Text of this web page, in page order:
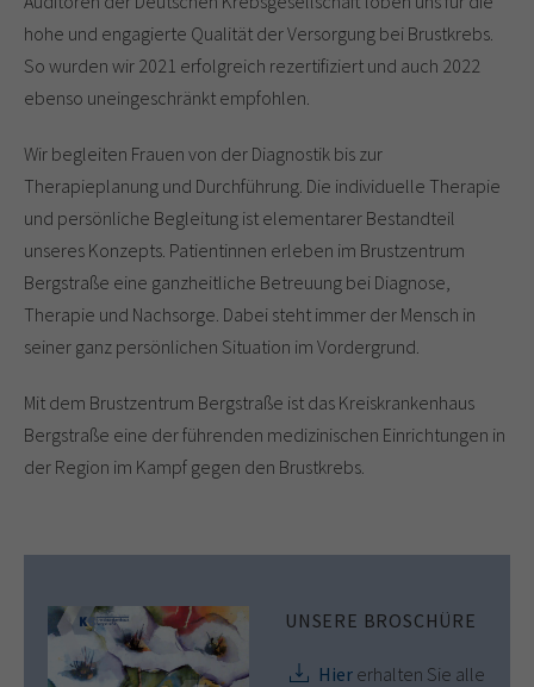
hohe und engagierte Qualität der Versorgung bei Brustkrebs.
So wurden wir 2021 erfolgreich rezertifiziert und auch 2022
ebenso uneingeschränkt empfohlen.
Wir begleiten Frauen von der Diagnostik bis zur
Therapieplanung und Durchführung. Die individuelle Therapie
und persönliche Begleitung ist elementarer Bestandteil
unseres Konzepts. Patientinnen erleben im Brustzentrum
Bergstraße eine ganzheitliche Betreuung bei Diagnose,
Therapie und Nachsorge. Dabei steht immer der Mensch in
seiner ganz persönlichen Situation im Vordergrund.
Mit dem Brustzentrum Bergstraße ist das Kreiskrankenhaus
Bergstraße eine der führenden medizinischen Einrichtungen in
der Region im Kampf gegen den Brustkrebs.
UNSERE BROSCHÜRE
Hier erhalten Sie alle